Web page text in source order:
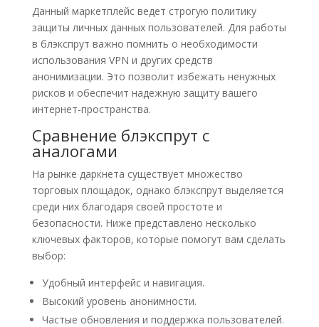
Данный маркетплейс ведет строгую политику
защиты личных данных пользователей. Для работы
в блэкспрут важно помнить о необходимости
использования VPN и других средств
анонимизации. Это позволит избежать ненужных
рисков и обеспечит надежную защиту вашего
интернет-пространства.
Сравнение блэкспрут с
аналогами
На рынке даркнета существует множество
торговых площадок, однако блэкспрут выделяется
среди них благодаря своей простоте и
безопасности. Ниже представлено несколько
ключевых факторов, которые помогут вам сделать
выбор:
Удобный интерфейс и навигация.
Высокий уровень анонимности.
Частые обновления и поддержка пользователей.